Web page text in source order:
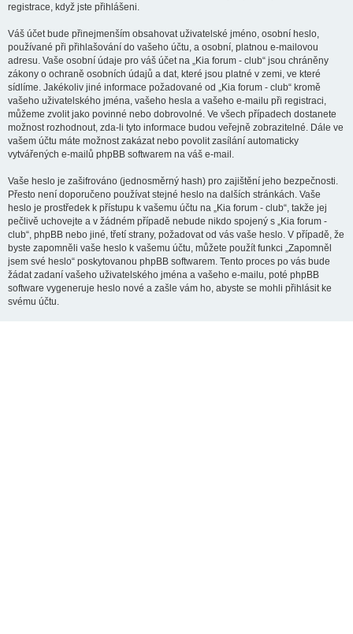
registrace, když jste přihlášeni.
Váš účet bude přinejmenším obsahovat uživatelské jméno, osobní heslo,
používané při přihlašování do vašeho účtu, a osobní, platnou e-mailovou
adresu. Vaše osobní údaje pro váš účet na „Kia forum - club“ jsou chráněny
zákony o ochraně osobních údajů a dat, které jsou platné v zemi, ve které
sídlíme. Jakékoliv jiné informace požadované od „Kia forum - club“ kromě
vašeho uživatelského jména, vašeho hesla a vašeho e-mailu při registraci,
můžeme zvolit jako povinné nebo dobrovolné. Ve všech případech dostanete
možnost rozhodnout, zda-li tyto informace budou veřejně zobrazitelné. Dále ve
vašem účtu máte možnost zakázat nebo povolit zasílání automaticky
vytvářených e-mailů phpBB softwarem na váš e-mail.
Vaše heslo je zašifrováno (jednosměrný hash) pro zajištění jeho bezpečnosti.
Přesto není doporučeno používat stejné heslo na dalších stránkách. Vaše
heslo je prostředek k přístupu k vašemu účtu na „Kia forum - club“, takže jej
pečlivě uchovejte a v žádném případě nebude nikdo spojený s „Kia forum -
club“, phpBB nebo jiné, třetí strany, požadovat od vás vaše heslo. V případě, že
byste zapomněli vaše heslo k vašemu účtu, můžete použít funkci „Zapomněl
jsem své heslo“ poskytovanou phpBB softwarem. Tento proces po vás bude
žádat zadaní vašeho uživatelského jména a vašeho e-mailu, poté phpBB
software vygeneruje heslo nové a zašle vám ho, abyste se mohli přihlásit ke
svému účtu.